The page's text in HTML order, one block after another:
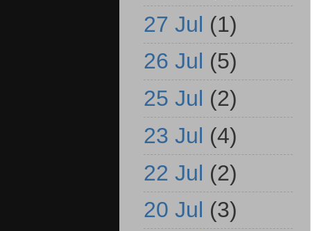
27 Jul (1)
26 Jul (5)
25 Jul (2)
23 Jul (4)
22 Jul (2)
20 Jul (3)